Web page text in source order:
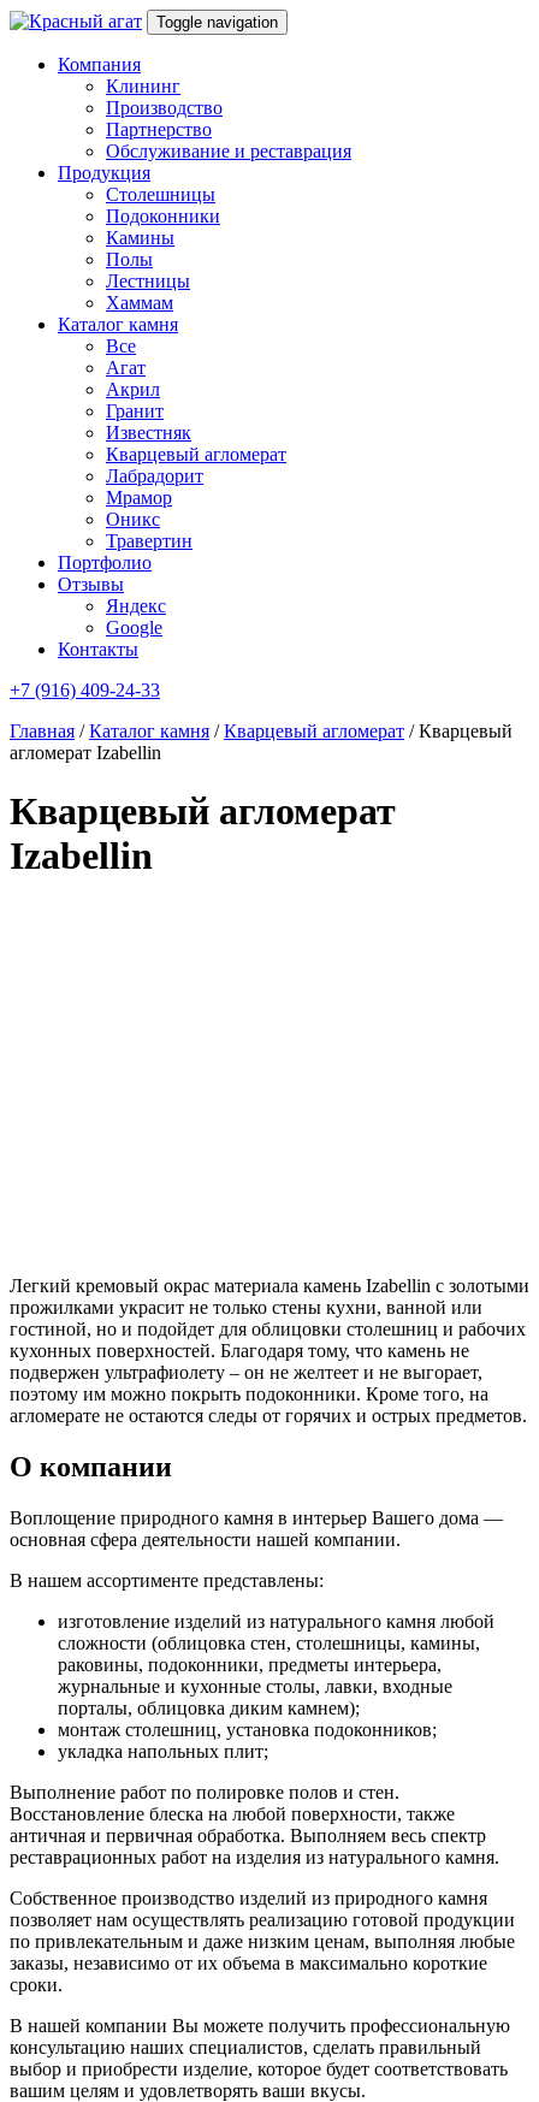
Toggle navigation
Компания
Клининг
Производство
Партнерство
Обслуживание и реставрация
Продукция
Столешницы
Подоконники
Камины
Полы
Лестницы
Хаммам
Каталог камня
Все
Агат
Акрил
Гранит
Известняк
Кварцевый агломерат
Лабрадорит
Мрамор
Оникс
Травертин
Портфолио
Отзывы
Яндекс
Google
Контакты
+7 (916) 409-24-33
Главная /Каталог камня /Кварцевый агломерат /Кварцевый
агломерат Izabellin
Кварцевый агломерат
Izabellin
Легкий кремовый окрас материала камень Izabellin с золотыми
прожилками украсит не только стены кухни, ванной или
гостиной, но и подойдет для облицовки столешниц и рабочих
кухонных поверхностей. Благодаря тому, что камень не
подвержен ультрафиолету – он не желтеет и не выгорает,
поэтому им можно покрыть подоконники. Кроме того, на
агломерате не остаются следы от горячих и острых предметов.
О компании
Воплощение природного камня в интерьер Вашего дома —
основная сфера деятельности нашей компании.
В нашем ассортименте представлены:
изготовление изделий из натурального камня любой
сложности (облицовка стен, столешницы, камины,
раковины, подоконники, предметы интерьера,
журнальные и кухонные столы, лавки, входные
порталы, облицовка диким камнем);
монтаж столешниц, установка подоконников;
укладка напольных плит;
Выполнение работ по полировке полов и стен.
Восстановление блеска на любой поверхности, также
античная и первичная обработка. Выполняем весь спектр
реставрационных работ на изделия из натурального камня.
Собственное производство изделий из природного камня
позволяет нам осуществлять реализацию готовой продукции
по привлекательным и даже низким ценам, выполняя любые
заказы, независимо от их объема в максимально короткие
сроки.
В нашей компании Вы можете получить профессиональную
консультацию наших специалистов, сделать правильный
выбор и приобрести изделие, которое будет соответствовать
вашим целям и удовлетворять ваши вкусы.